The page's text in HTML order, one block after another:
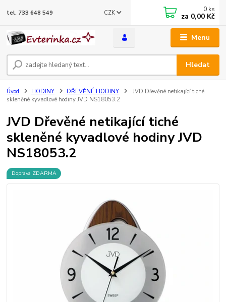
Menu
CZK
Hledat
tel. 733 648 549 0 ks
za 0,00 Kč
Úvod HODINY DŘEVĚNÉ HODINY
JVD Dřevěné netikající tiché
skleněné kyvadlové hodiny JVD NS18053.2
JVD Dřevěné netikající tiché
skleněné kyvadlové hodiny JVD
NS18053.2
Doprava ZDARMA